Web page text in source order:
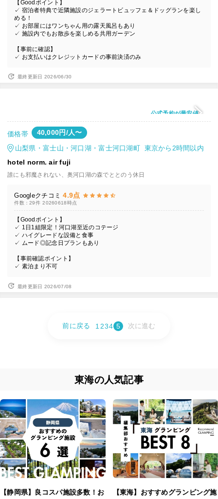
【Goodポイント】
✓ 宿泊者特典で近隣施設のジェラートビュッフェ＆ドッグランを楽し
める！
✓ お部屋にはワンちゃん用の露天風呂もあり
✓ 施設内でもお散歩を楽しめる共用ガーデン
【事前に確認】
✓ お支払いはクレジットカードの事前決済のみ
最終更新日 2026/06/30
公式予約が最安値
価格帯 40,000円/人〜
山梨県・富士山・河口湖・富士河口湖町 東京から2時間以内
hotel norm. air fuji
誰にも邪魔されない、奥河口湖の森でととのう休日
Googleクチコミ 4.9点
件数：29件 20260618時点
【Goodポイント】
✓ 1日1組限定！河口湖至近のコテージ
✓ ハイグレードな設備と食事
✓ ムード◎記念日プランもあり
【事前確認ポイント】
✓ 素泊まり不可
最終更新日 2026/07/08
前に戻る 1 234 5 次に進む
東海の人気記事
【静岡県】良コスパ施設多数！お
【東海】おすすめグランピング施